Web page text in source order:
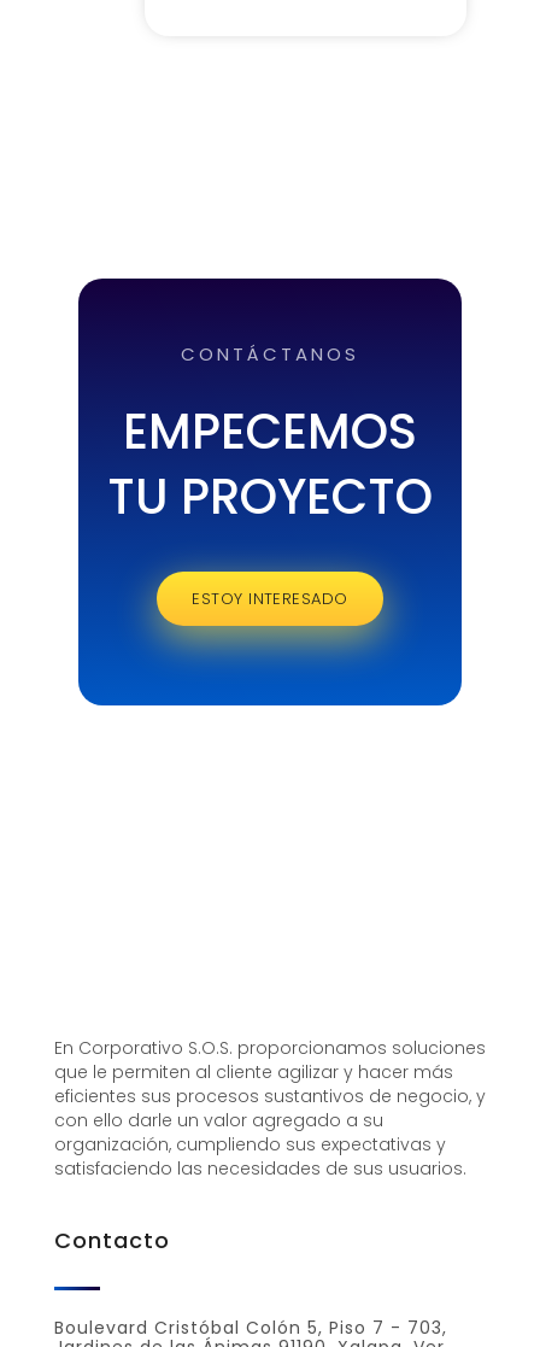
CONTÁCTANOS
EMPECEMOS
TU PROYECTO
ESTOY INTERESADO
En Corporativo S.O.S. proporcionamos soluciones
que le permiten al cliente agilizar y hacer más
eficientes sus procesos sustantivos de negocio, y
con ello darle un valor agregado a su
organización, cumpliendo sus expectativas y
satisfaciendo las necesidades de sus usuarios.
Contacto
Boulevard Cristóbal Colón 5, Piso 7 - 703,